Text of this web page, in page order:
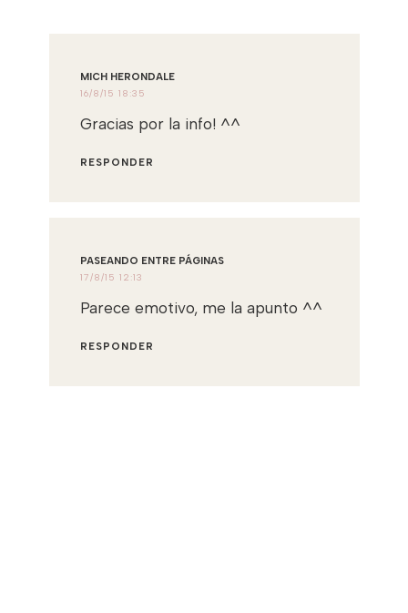
MICH HERONDALE
16/8/15 18:35
Gracias por la info! ^^
RESPONDER
PASEANDO ENTRE PÁGINAS
17/8/15 12:13
Parece emotivo, me la apunto ^^
RESPONDER